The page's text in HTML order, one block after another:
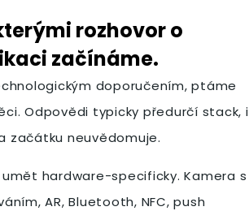
rozhovor o
začínáme.
doporučením, ptáme
Odpovědi typicky předurčí stack, i
začátku neuvědomuje.
hardware-specificky. Kamera s
AR, Bluetooth, NFC, push